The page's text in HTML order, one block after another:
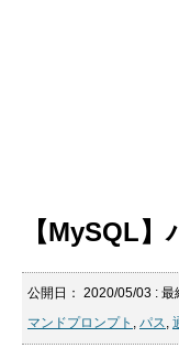
【MySQL】
公開日： 2020/05/03 : 最
マンドプロンプト , パス,